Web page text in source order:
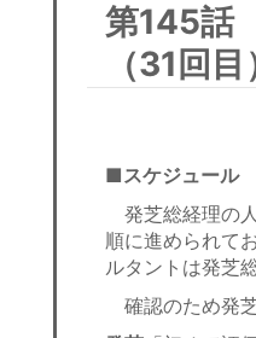
第145話
（31回目
■スケジュール
発芝総経理の
順に進められて
ルタントは発芝
確認のため発